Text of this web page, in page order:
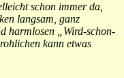
schon immer da,
langsam, ganz
harmlosen „Wird-schon-
kann etwas